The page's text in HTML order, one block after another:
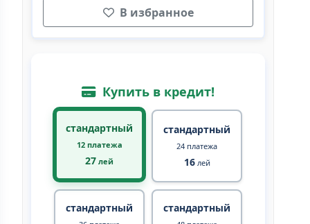
В избранное
Купить в кредит!
стандартный
12 платежа
27 лей
стандартный
24 платежа
16лей
стандартный стандартный